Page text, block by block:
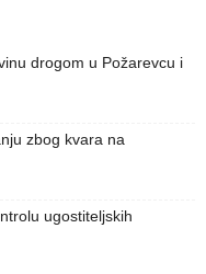
drogom u Požarevcu i
zbog kvara na
ugostiteljskih